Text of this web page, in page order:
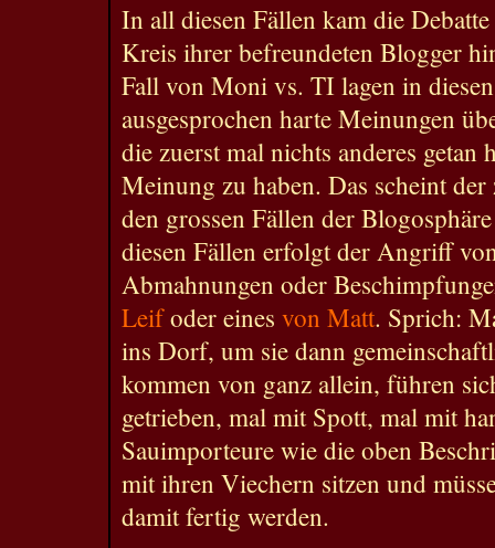
In all diesen Fällen kam die
Kreis ihrer befreundeten Blogger
Fall von Moni vs. TI lagen in
ausgesprochen harte Meinungen
die zuerst mal nichts anderes getan
Meinung zu haben. Das scheint
den grossen Fällen der
diesen Fällen erfolgt der Angriff
Abmahnungen oder
Leifoder eines von Matt. Sprich:
ins Dorf, um sie dann
kommen von ganz allein, führen
getrieben, mal mit Spott, mal mit
Sauimporteure wie die oben
mit ihren Viechern sitzen und
damit fertig werden.